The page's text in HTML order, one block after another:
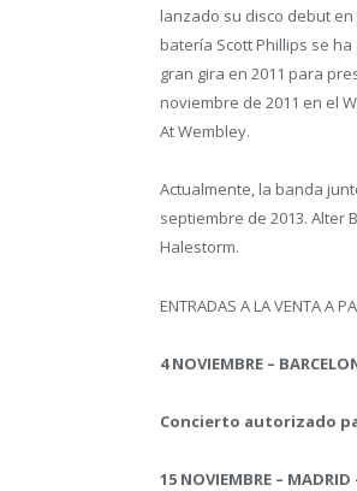
lanzado su disco debut
batería Scott Phillips se
gran gira en 2011 para
noviembre de 2011 en el
At Wembley.
Actualmente, la banda
septiembre de 2013. Alter
Halestorm.
ENTRADAS A LA VENTA A
4 NOVIEMBRE –
Concierto autorizado
15 NOVIEMBRE – MADRID